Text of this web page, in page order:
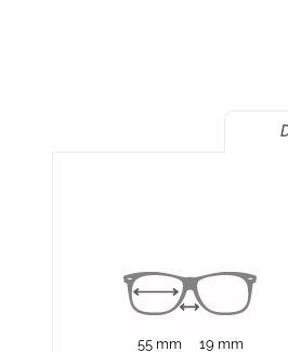
55 mm 19 mm